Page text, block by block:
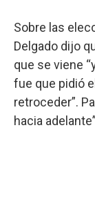
Sobre las
Delgado dijo
que se viene
fue que pidió
retroceder”.
hacia